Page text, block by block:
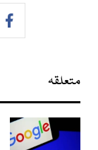
متعلقہ